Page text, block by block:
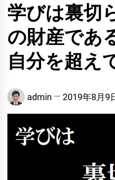
学びは裏切
の財産であ
自分を超え
admin 2019年8月9